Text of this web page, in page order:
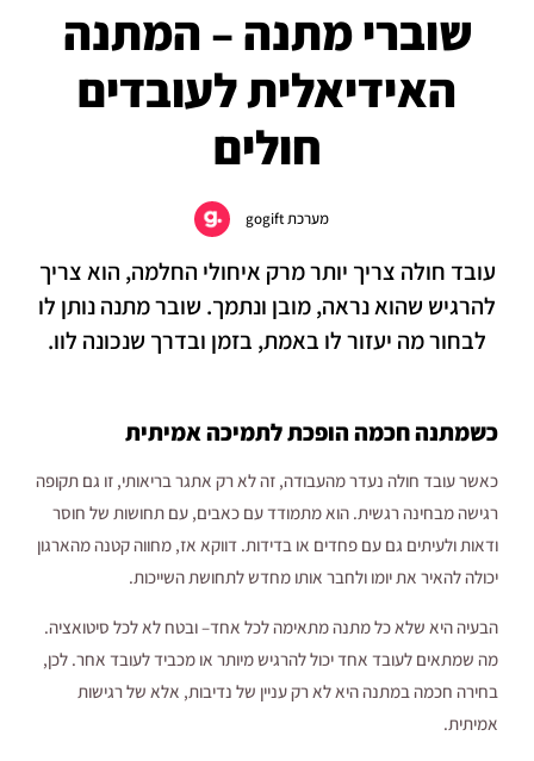
שוברי מתנה – המתנה
האידיאלית לעובדים
חולים
מערכת gogift
עובד חולה צריך יותר מרק איחולי החלמה, הוא צריך
להרגיש שהוא נראה, מובן ונתמך. שובר מתנה נותן לו
לבחור מה יעזור לו באמת, בזמן ובדרך שנכונה לוו.
כשמתנה חכמה הופכת לתמיכה אמיתית
כאשר עובד חולה נעדר מהעבודה, זה לא רק אתגר בריאותי, זו גם תקופה
רגישה מבחינה רגשית. הוא מתמודד עם כאבים, עם תחושות של חוסר
ודאות ולעיתים גם עם פחדים או בדידות. דווקא אז, מחווה קטנה מהארגון
יכולה להאיר את יומו ולחבר אותו מחדש לתחושת השייכות.
הבעיה היא שלא כל מתנה מתאימה לכל אחד– ובטח לא לכל סיטואציה.
מה שמתאים לעובד אחד יכול להרגיש מיותר או מכביד לעובד אחר. לכן,
בחירה חכמה במתנה היא לא רק עניין של נדיבות, אלא של רגישות
אמיתית.